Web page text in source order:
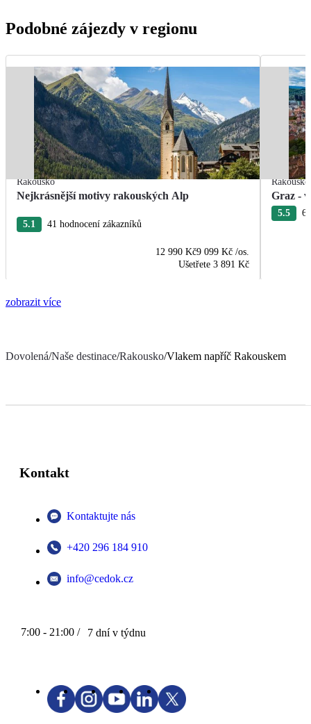
Podobné zájezdy v regionu
Rakousko
Nejkrásnější motivy rakouských Alp
5.1 41 hodnocení zákazníků
12 990 Kč9 099 Kč /os.
Ušetřete 3 891 Kč
Rakousko
Graz -
5.5 6
zobrazit více
Dovolená/Naše destinace/Rakousko/Vlakem napříč Rakouskem
Kontakt
Kontaktujte nás
+420 296 184 910
info@cedok.cz
7:00 - 21:00 / 7 dní v týdnu